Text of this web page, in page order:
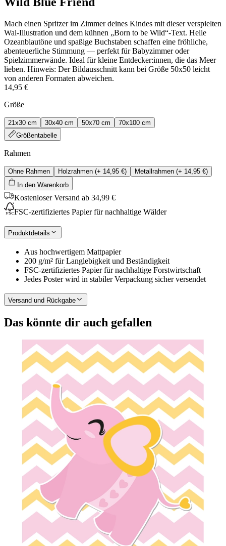
Mach einen Spritzer im Zimmer deines Kindes mit dieser verspielten
Wal-Illustration und dem kühnen „Born to be Wild“-Text. Helle
Ozeanblautöne und spaßige Buchstaben schaffen eine fröhliche,
abenteuerliche Stimmung — perfekt für Babyzimmer oder
Spielzimmerwände. Ideal für kleine Entdecker:innen, die das Meer
lieben. Hinweis: Der Bildausschnitt kann bei Größe 50x50 leicht
von anderen Formaten abweichen.
14,95 €
Größe
21x30 cm 30x40 cm 50x70 cm
70x100 cm
Größentabelle
Rahmen
Ohne Rahmen Holzrahmen (+ 14,95 €) Metallrahmen (+ 14,95 €)
In den Warenkorb
Kostenloser Versand ab 34,99 €
FSC-zertifiziertes Papier für nachhaltige Wälder
Produktdetails
Aus hochwertigem Mattpapier
200 g/m² für Langlebigkeit und Beständigkeit
FSC-zertifiziertes Papier für nachhaltige Forstwirtschaft
Jedes Poster wird in stabiler Verpackung sicher versendet
Versand und Rückgabe
Das könnte dir auch gefallen